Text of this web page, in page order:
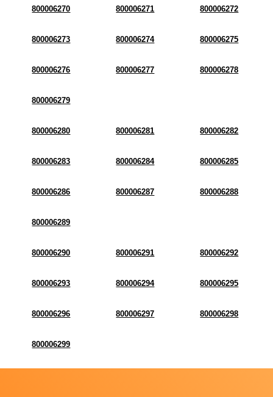
800006270 800006271 800006272
800006273 800006274 800006275
800006276 800006277 800006278
800006279
800006280 800006281 800006282
800006283 800006284 800006285
800006286 800006287 800006288
800006289
800006290 800006291 800006292
800006293 800006294 800006295
800006296 800006297 800006298
800006299